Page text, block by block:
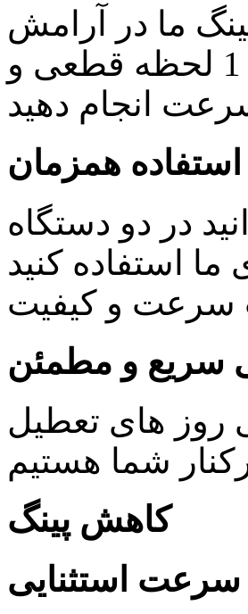
ما در آرامش
خاطر کار های روزمره خود را بدون حتی 1 لحظه قطعی و
انجام دهید
استفاده همزمان
در دو دستگاه
استفاده کنید
سرعت و کیفیت
سریع و مطمئن
هفته ، حتی روز های تعطیل
شما هستیم
کاهش پینگ
استثنایی